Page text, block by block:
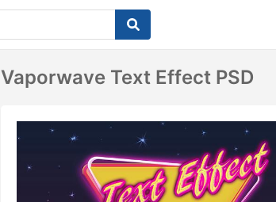
Vaporwave Text Effect PSD